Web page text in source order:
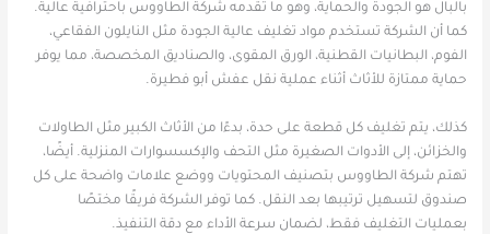
بالبال هو الجودة والحماية، وهو ما تقدمه شركة الطاووس باحترافية عالية.
كما أن الشركة تستخدم مواد تغليف عالية الجودة مثل النايلون الفقاعي،
الفوم، البطانيات القطنية، الورق المقوى، والصناديق المخصصة، مما يوفر
حماية ممتازة للأثاث أثناء عملية نقل عفش أبو فطيرة.
كذلك، يتم تغليف كل قطعة على حدة، بدءًا من الأثاث الكبير مثل الطاولات
والخزائن، إلى الأدوات الصغيرة مثل التحف والإكسسوارات المنزلية. أيضًا،
تهتم شركة الطاووس بتصنيف المحتويات ووضع علامات واضحة على كل
صندوق لتسهيل ترتيبها بعد النقل. كما توفر الشركة فريقًا مختصًا
بعمليات التغليف فقط، لضمان سرعة الأداء مع دقة التنفيذ.